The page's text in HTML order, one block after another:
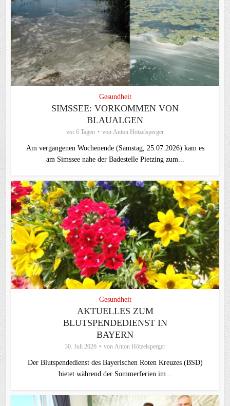
Gesundheit
SIMSSEE: VORKOMMEN VON
BLAUALGEN
vor 6 Tagen von Anton Hötzelsperger
Am vergangenen Wochenende (Samstag, 25.07.2026) kam es
am Simssee nahe der Badestelle Pietzing zum...
Gesundheit
AKTUELLES ZUM
BLUTSPENDEDIENST IN
BAYERN
30. Juli 2026 von Anton Hötzelsperger
Der Blutspendedienst des Bayerischen Roten Kreuzes (BSD)
bietet während der Sommerferien im...